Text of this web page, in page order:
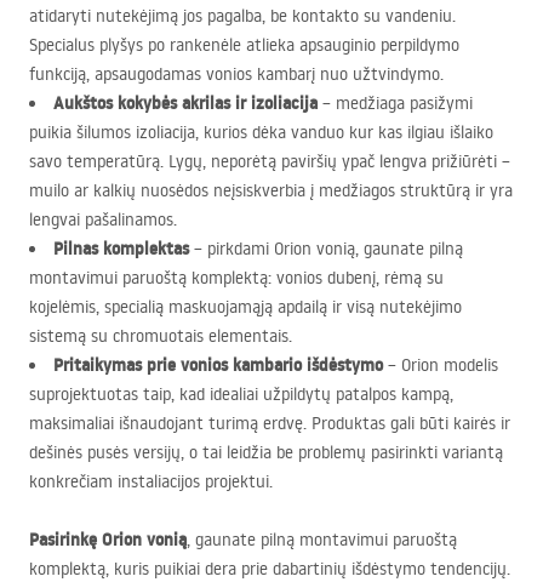
atidaryti nutekėjimą jos pagalba, be kontakto su vandeniu.
Specialus plyšys po rankenėle atlieka apsauginio perpildymo
funkciją, apsaugodamas vonios kambarį nuo užtvindymo.
Aukštos kokybės akrilas ir izoliacija – medžiaga pasižymi
puikia šilumos izoliacija, kurios dėka vanduo kur kas ilgiau išlaiko
savo temperatūrą. Lygų, neporėtą paviršių ypač lengva prižiūrėti –
muilo ar kalkių nuosėdos neįsiskverbia į medžiagos struktūrą ir yra
lengvai pašalinamos.
Pilnas komplektas– pirkdami Orion vonią, gaunate pilną
montavimui paruoštą komplektą: vonios dubenį, rėmą su
kojelėmis, specialią maskuojamąją apdailą ir visą nutekėjimo
sistemą su chromuotais elementais.
Pritaikymas prie vonios kambario išdėstymo– Orion modelis
suprojektuotas taip, kad idealiai užpildytų patalpos kampą,
maksimaliai išnaudojant turimą erdvę. Produktas gali būti kairės ir
dešinės pusės versijų, o tai leidžia be problemų pasirinkti variantą
konkrečiam instaliacijos projektui.
Pasirinkę Orion vonią, gaunate pilną montavimui paruoštą
komplektą, kuris puikiai dera prie dabartinių išdėstymo tendencijų.